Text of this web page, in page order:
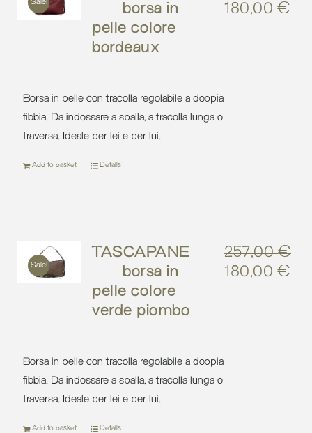
Sale!
– borsa in
pelle colore
bordeaux
Original
180,00€
Borsa in pelle con tracolla regolabile a doppia
fibbia. Da indossare a spalla, a tracolla lunga o
traversa. Ideale per lei e per lui.
Add to basket Details
Sale!
TASCAPANE
– borsa in
pelle colore
verde piombo
257,00€
Original
180,00€
Borsa in pelle con tracolla regolabile a doppia
fibbia. Da indossare a spalla, a tracolla lunga o
traversa. Ideale per lei e per lui.
Add to basket Details